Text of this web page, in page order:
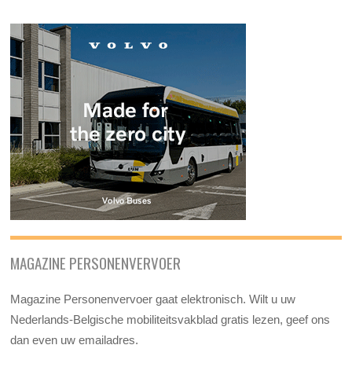
MAGAZINE PERSONENVERVOER
Magazine Personenvervoer gaat elektronisch. Wilt u uw
Nederlands-Belgische mobiliteitsvakblad gratis lezen, geef ons
dan even uw emailadres.